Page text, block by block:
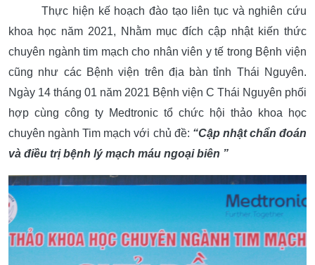
Thực hiện kế hoạch đào tạo liên tục và nghiên cứu
khoa học năm 2021, Nhằm mục đích cập nhật kiến thức
chuyên ngành tim mạch cho nhân viên y tế trong Bệnh viện
cũng như các Bệnh viện trên địa bàn tỉnh Thái Nguyên.
Ngày 14 tháng 01 năm 2021 Bệnh viện C Thái Nguyên phối
hợp cùng công ty Medtronic tổ chức hội thảo khoa học
chuyên ngành Tim mạch với chủ đề: “Cập nhật chẩn đoán
và điều trị bệnh lý mạch máu ngoại biên ”